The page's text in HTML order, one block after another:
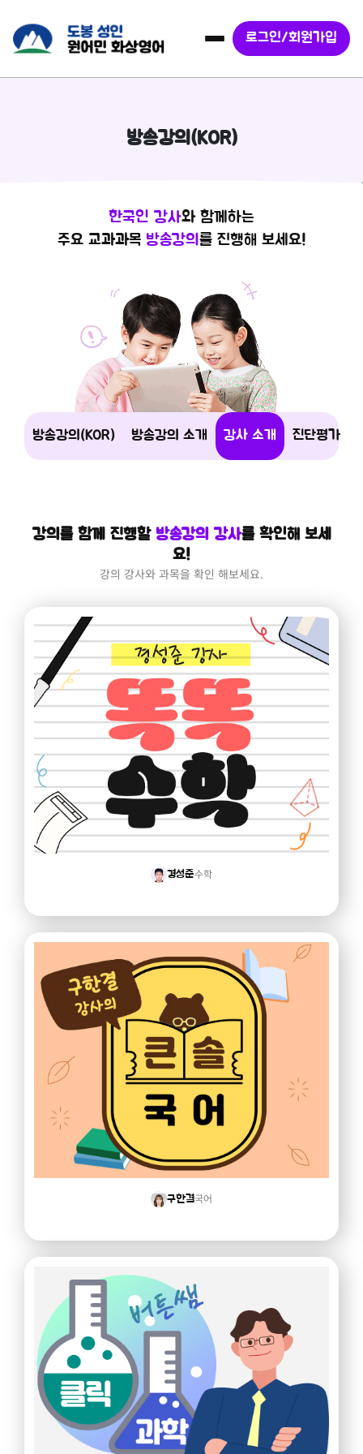
로그인/회원가입
방송강의(KOR)
한국인 강사와 함께하는
주요 교과과목 방송강의를 진행해 보세요!
방송강의(KOR) 방송강의 소개 강사 소개 진단평가
강의를 함께 진행할 방송강의 강사를 확인해 보세
요!
강의 강사와 과목을 확인 해보세요.
경성준수학
구한결국어